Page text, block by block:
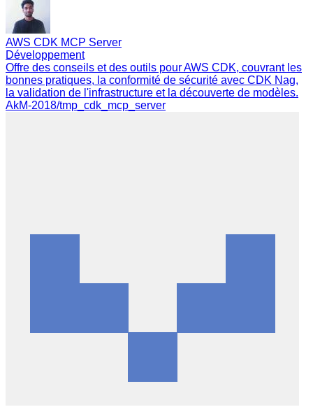
AWS CDK MCP Server
Développement
Offre des conseils et des outils pour AWS CDK, couvrant les
bonnes pratiques, la conformité de sécurité avec CDK Nag,
la validation de l'infrastructure et la découverte de modèles.
AkM-2018/tmp_cdk_mcp_server